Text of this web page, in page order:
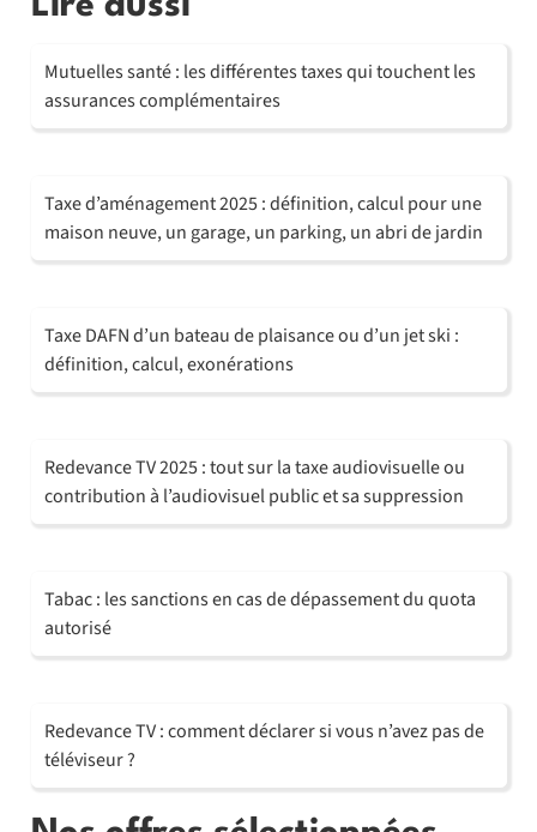
Lire aussi
Mutuelles santé : les différentes taxes qui touchent les
assurances complémentaires
Taxe d’aménagement 2025 : définition, calcul pour une
maison neuve, un garage, un parking, un abri de jardin
Taxe DAFN d’un bateau de plaisance ou d’un jet ski :
définition, calcul, exonérations
Redevance TV 2025 : tout sur la taxe audiovisuelle ou
contribution à l’audiovisuel public et sa suppression
Tabac : les sanctions en cas de dépassement du quota
autorisé
Redevance TV : comment déclarer si vous n’avez pas de
téléviseur ?